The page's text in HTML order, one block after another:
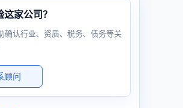
这家公司？
确认行业、资质、税务、债务等关
顾问